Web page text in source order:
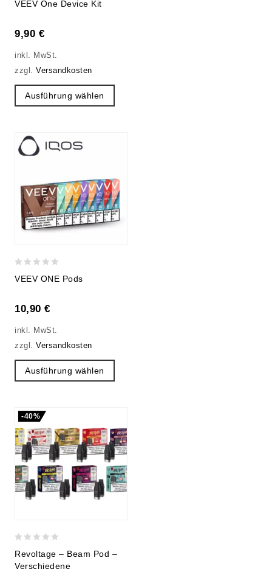
VEEV One Device Kit
9,90 €
inkl. MwSt.
zzgl. Versandkosten
Ausführung wählen
VEEV ONE Pods
10,90 €
inkl. MwSt.
zzgl. Versandkosten
Ausführung wählen
-40%
out
Revoltage – Beam Pod –
Verschiedene